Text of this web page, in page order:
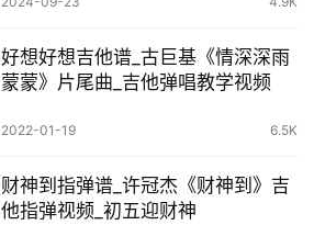
好想好想吉他谱_古巨基《情深深雨
蒙蒙》片尾曲_吉他弹唱教学视频
2022-01-19 6.5K
财神到指弹谱_许冠杰《财神到》吉
他指弹视频_初五迎财神